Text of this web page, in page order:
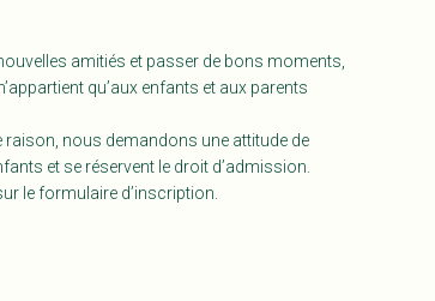
amitiés et passer de bons moments,
qu’aux enfants et aux parents
raison, nous demandons une attitude de
et se réservent le droit d’admission.
le formulaire d’inscription.